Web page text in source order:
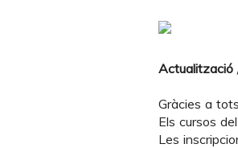
Actualització
Gràcies a
Els cursos
Les